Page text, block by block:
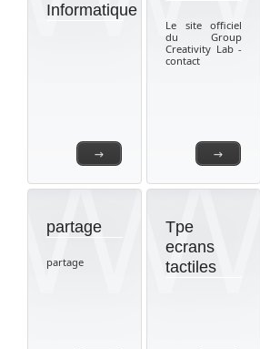
→
Informatique
→
Le site officiel
du Group
Creativity Lab -
contact
partage
partage
Tpe
ecrans
tactiles